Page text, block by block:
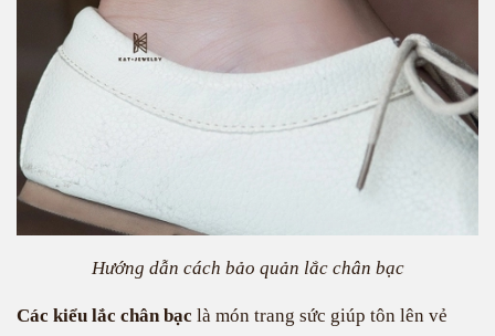
Hướng dẫn cách bảo quản lắc chân bạc
Các kiểu lắc chân bạc là món trang sức giúp tôn lên vẻ